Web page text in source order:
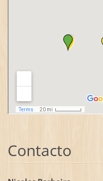
Contacto